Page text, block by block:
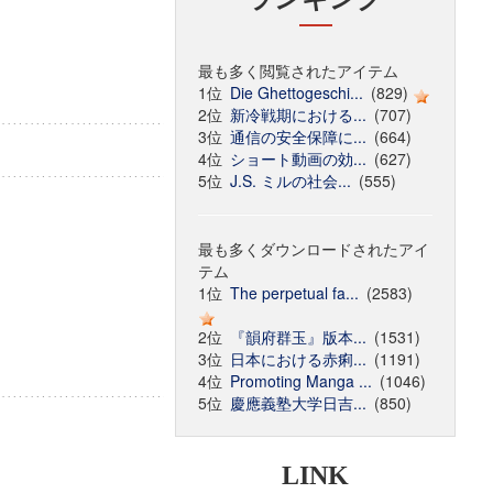
最も多く閲覧されたアイテム
1位 Die Ghettogeschi... (829)
2位 新冷戦期における... (707)
3位 通信の安全保障に... (664)
4位 ショート動画の効... (627)
5位 J.S. ミルの社会... (555)
最も多くダウンロードされたアイ
テム
1位 The perpetual fa... (2583)
2位
『韻府群玉』版本... (1531)
3位 日本における赤痢... (1191)
4位 Promoting Manga ... (1046)
5位 慶應義塾大学日吉... (850)
LINK